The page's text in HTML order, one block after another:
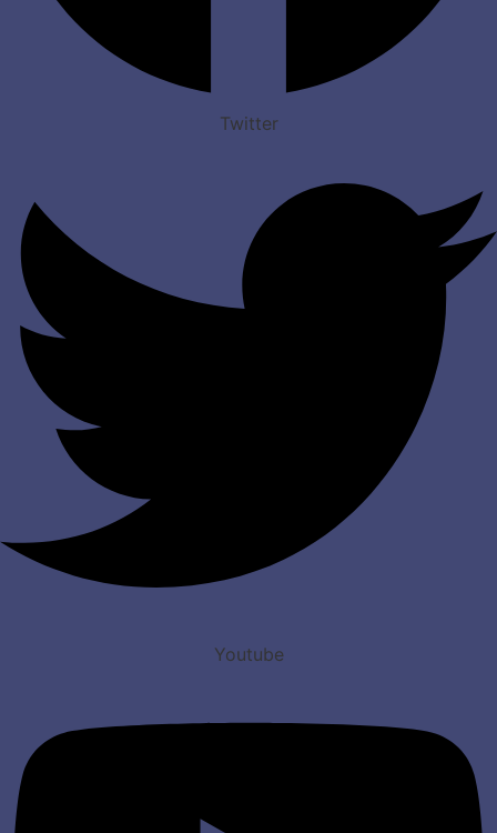
Twitter
Youtube